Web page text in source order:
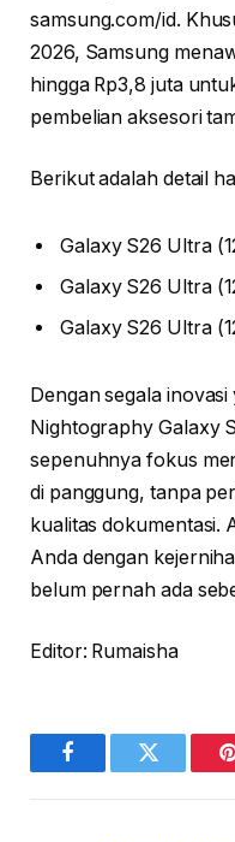
samsung.com/id.
2026, Samsung
hingga Rp3,8 juta
pembelian aksesori
Berikut adalah detail
Galaxy S26 Ultra
Galaxy S26 Ultra
Galaxy S26 Ultra
Dengan segala
Nightography Galaxy
sepenuhnya fokus
di panggung, tanpa
kualitas dokumentasi.
Anda dengan
belum pernah ada
Editor: Rumaisha
FacebookTwitter